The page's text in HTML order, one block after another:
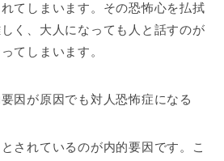
てしまいます。その恐怖心を払拭
く、大人になっても人と話すのが
てしまいます。
因が原因でも対人恐怖症になる
されているのが内的要因です。こ